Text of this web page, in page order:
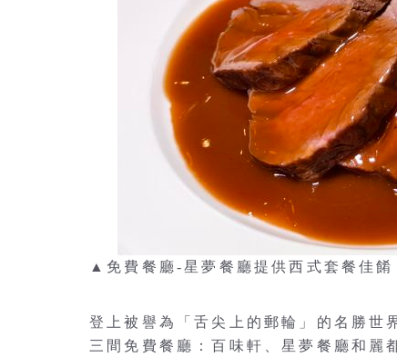
▲免費餐廳-星夢餐廳提供西式套餐佳
登上被譽為「舌尖上的郵輪」的名勝世
三間免費餐廳：百味軒、星夢餐廳和麗